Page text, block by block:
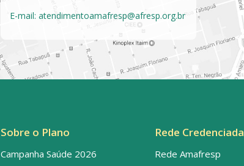
E-mail: atendimentoamafresp@afresp.org.br
Sobre o Plano
Campanha Saúde 2026
Rede Credenciada
Rede Amafresp